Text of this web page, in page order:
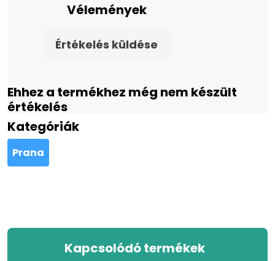
Vélemények
Értékelés küldése
Ehhez a termékhez még nem készült
értékelés
Kategóriák
Prana
Kapcsolódó termékek